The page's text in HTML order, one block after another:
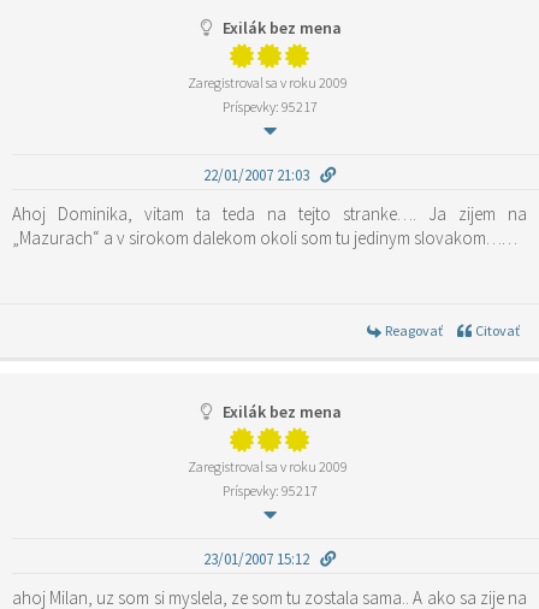
Exilák bez mena
Zaregistroval sa v roku 2009
Príspevky: 95217
22/01/2007 21:03
Ahoj Dominika, vitam ta teda na tejto stranke…. Ja zijem na
„Mazurach“ a v sirokom dalekom okoli som tu jedinym slovakom……
Reagovať Citovať
Exilák bez mena
Zaregistroval sa v roku 2009
Príspevky: 95217
23/01/2007 15:12
ahoj Milan, uz som si myslela, ze som tu zostala sama.. A ako sa zije na